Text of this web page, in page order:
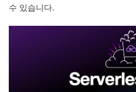
수 있습니다.